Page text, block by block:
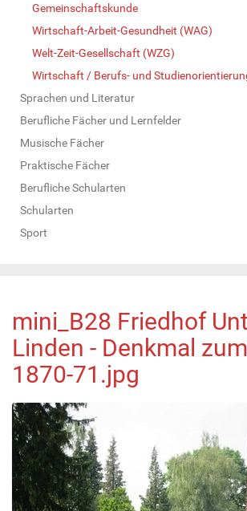
Gemeinschaftskunde
Wirtschaft-Arbeit-Gesundheit (WAG)
Welt-Zeit-Gesellschaft (WZG)
Wirtschaft / Berufs- und
Sprachen und Literatur
Berufliche Fächer und Lernfelder
Musische Fächer
Praktische Fächer
Berufliche Schularten
Schularten
Sport
mini_B28 Friedhof
Linden - Denkmal
1870-71.jpg